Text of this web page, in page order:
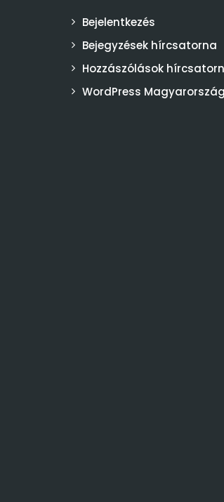
Bejelentkezés
Bejegyzések hírcsatorna
Hozzászólások
WordPress Magyarország